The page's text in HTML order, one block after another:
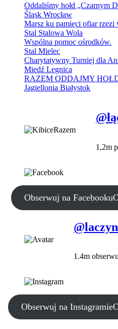
Oddaliśmy hołd „Czarnym
Śląsk Wrocław
Marsz ku pamięci ofiar rzezi
Stal Stalowa Wola
Wspólna pomoc ośrodków.
Stal Mielec
Charytatywny Turniej dla
Miedź Legnica
RAZEM ODDAJMY
Jagiellonia Białystok
1,2m
Obserwuj na Facebooku
1.4m
Obserwuj na Instagramie